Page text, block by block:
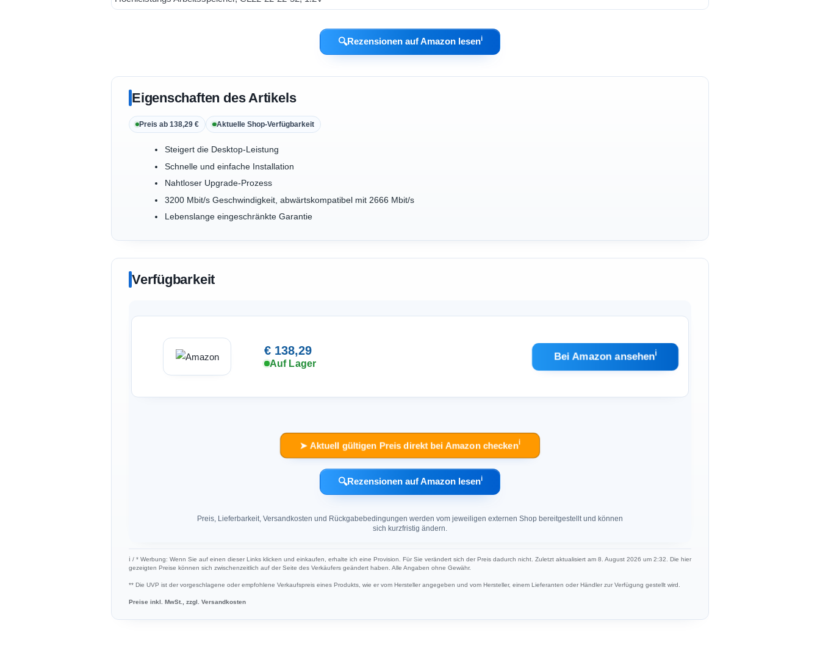
🔍Rezensionen auf Amazon lesenℹ︎
Eigenschaften des Artikels
Preis ab 138,29 € Aktuelle Shop-Verfügbarkeit
Steigert die Desktop-Leistung
Schnelle und einfache Installation
Nahtloser Upgrade-Prozess
3200 Mbit/s Geschwindigkeit, abwärtskompatibel mit 2666 Mbit/s
Lebenslange eingeschränkte Garantie
Verfügbarkeit
€ 138,29
Auf Lager
Bei Amazon ansehenℹ︎
➤ Aktuell gültigen Preis direkt bei Amazon checkenℹ︎
🔍Rezensionen auf Amazon lesenℹ︎
Preis, Lieferbarkeit, Versandkosten und Rückgabebedingungen werden vom jeweiligen externen Shop bereitgestellt und können
sich kurzfristig ändern.
ℹ︎ / * Werbung: Wenn Sie auf einen dieser Links klicken und einkaufen, erhalte ich eine Provision. Für Sie verändert sich der Preis dadurch nicht. Zuletzt aktualisiert am 8. August 2026 um 2:32. Die hier
gezeigten Preise können sich zwischenzeitlich auf der Seite des Verkäufers geändert haben. Alle Angaben ohne Gewähr.
** Die UVP ist der vorgeschlagene oder empfohlene Verkaufspreis eines Produkts, wie er vom Hersteller angegeben und vom Hersteller, einem Lieferanten oder Händler zur Verfügung gestellt wird.
Preise inkl. MwSt., zzgl. Versandkosten